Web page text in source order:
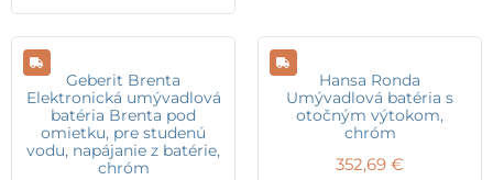
Geberit Brenta
Elektronická umývadlová
batéria Brenta pod
omietku, pre studenú
vodu, napájanie z batérie,
chróm
Hansa Ronda
Umývadlová batéria s
otočným výtokom,
chróm
352,69 €